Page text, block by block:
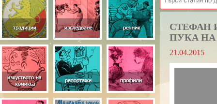
СТЕФАН
ПУКА
21.04.2015